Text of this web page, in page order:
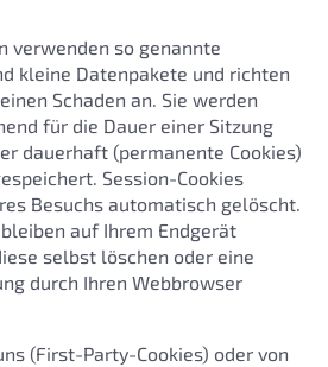
verwenden so genannte
kleine Datenpakete und richten
Schaden an. Sie werden
für die Dauer einer Sitzung
dauerhaft (permanente Cookies)
Session-Cookies
Besuchs automatisch gelöscht.
auf Ihrem Endgerät
selbst löschen oder eine
durch Ihren Webbrowser
(First-Party-Cookies) oder von